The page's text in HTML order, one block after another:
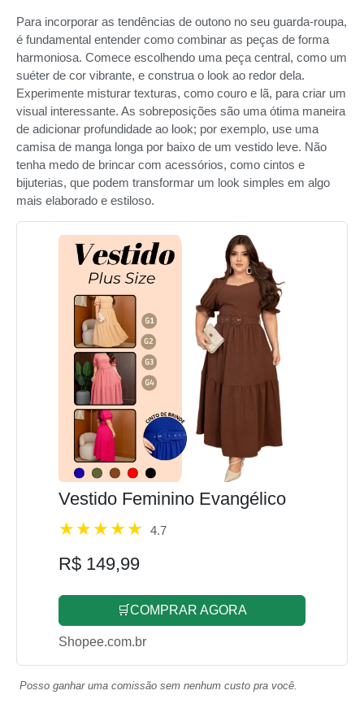
Para incorporar as tendências de outono no seu guarda-roupa,
é fundamental entender como combinar as peças de forma
harmoniosa. Comece escolhendo uma peça central, como um
suéter de cor vibrante, e construa o look ao redor dela.
Experimente misturar texturas, como couro e lã, para criar um
visual interessante. As sobreposições são uma ótima maneira
de adicionar profundidade ao look; por exemplo, use uma
camisa de manga longa por baixo de um vestido leve. Não
tenha medo de brincar com acessórios, como cintos e
bijuterias, que podem transformar um look simples em algo
mais elaborado e estiloso.
Vestido Feminino Evangélico
4.7
R$ 149,99
🛒COMPRAR AGORA
Shopee.com.br
Posso ganhar uma comissão sem nenhum custo pra você.